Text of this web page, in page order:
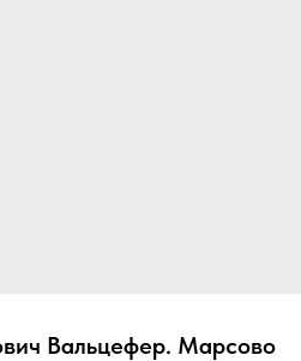
Вальцефер. Марсово